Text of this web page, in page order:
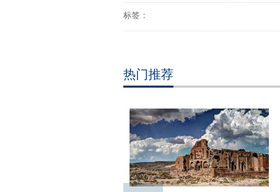
标签：
热门推荐